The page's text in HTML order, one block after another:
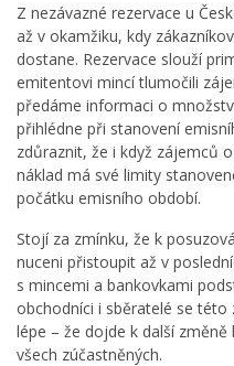
Z nezávazné rezervace u
až v okamžiku, kdy
dostane. Rezervace slouží
emitentovi mincí tlumočili
předáme informaci o
přihlédne při stanovení
zdůraznit, že i když zájemců
náklad má své limity
počátku emisního období.
Stojí za zmínku, že k
nuceni přistoupit až v
s mincemi a bankovkami
obchodníci i sběratelé se
lépe – že dojde k další
všech zúčastněných.